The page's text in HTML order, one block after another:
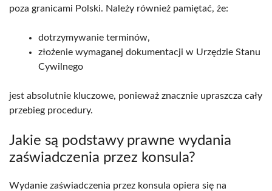
poza granicami Polski. Należy również pamiętać, że:
dotrzymywanie terminów,
złożenie wymaganej dokumentacji w Urzędzie Stanu
Cywilnego
jest absolutnie kluczowe, ponieważ znacznie upraszcza cały
przebieg procedury.
Jakie są podstawy prawne wydania
zaświadczenia przez konsula?
Wydanie zaświadczenia przez konsula opiera się na